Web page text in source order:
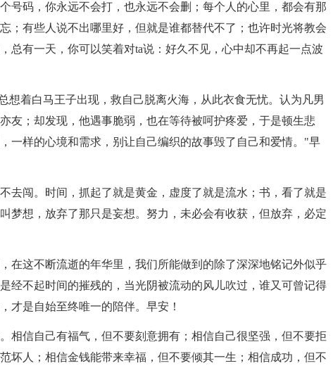
号码，你永远不会打，也永远不会删；每个人的心里，都会有那
；有些人说不出哪里好，但就是谁都替代不了；也许时光将教会
总有一天，你可以笑着对ta说：好久不见，心中却不再起一点波
想着白马王子出现，救自己脱离火海，从此衣食无忧。认为凡男
友；却发现，他遇事脆弱，也在等待被呵护疼爱，于是顿生悲
一样的心境和需求，别让自己编织的故事毁了自己和爱情。"早
去闯。时间，抓起了就是黄金，虚度了就是流水；书，看了就是
梦想，放弃了那只是妄想。努力，未必会有收获，但放弃，必定
在这不断流逝的年华里，我们所能做到的除了深深地铭记外似乎
经不起时间的摧残的，当光阴被流动的风儿吹过，谁又可曾记得
才是自始至终唯一的陪伴。早安！
相信自己有福气，但不要刻意拥有；相信自己很坚强，但不要拒
坏人；相信金钱能带来幸福，但不要倾其一生；相信成功，但不